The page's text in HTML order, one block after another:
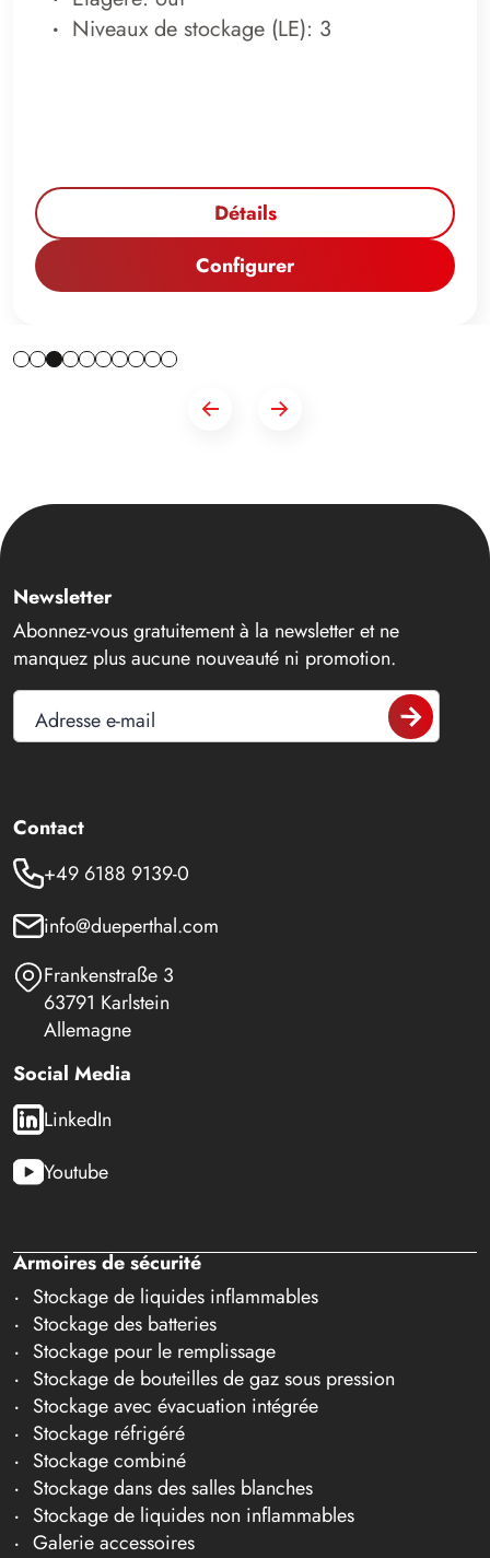
Niveaux de stockage (LE): 3
Détails
Configurer
Newsletter
Abonnez-vous gratuitement à la newsletter et ne
manquez plus aucune nouveauté ni promotion.
Adresse e-mail
Contact
+49 6188 9139-0
info@dueperthal.com
Frankenstraße 3
63791 Karlstein
Allemagne
Social Media
LinkedIn
Youtube
Armoires de sécurité
Stockage de liquides inflammables
Stockage des batteries
Stockage pour le remplissage
Stockage de bouteilles de gaz sous pression
Stockage avec évacuation intégrée
Stockage réfrigéré
Stockage combiné
Stockage dans des salles blanches
Stockage de liquides non inflammables
Galerie accessoires